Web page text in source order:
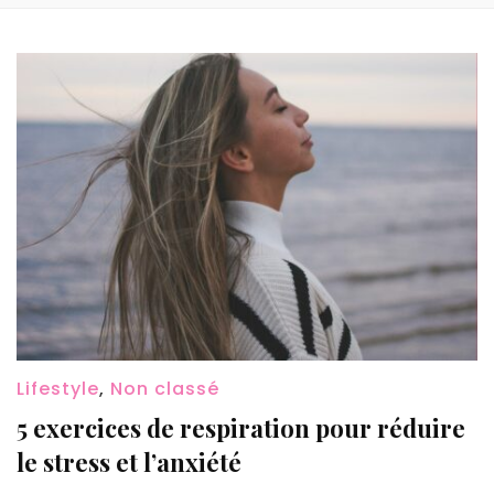
Lifestyle, Non classé
5 exercices de respiration pour réduire
le stress et l’anxiété